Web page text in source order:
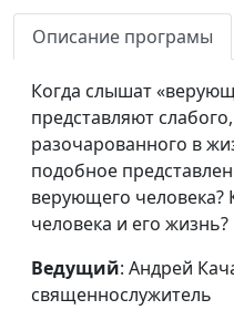
ищет Бога
преодолеть лишние
сомнения?
Христианская жизнь:
внешнее и внутреннее
другого человека?
Описание програмы
Когда слышат
представляют
разочарованного в
подобное
верующего человека?
человека и его жизнь?
Ведущий: Андрей
священнослужитель